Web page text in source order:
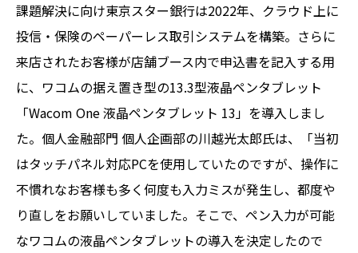
課題解決に向け東京スター銀行は2022年、クラウド上に
投信・保険のペーパーレス取引システムを構築。さらに
来店されたお客様が店舗ブース内で申込書を記入する用
に、ワコムの据え置き型の13.3型液晶ペンタブレット
「Wacom One 液晶ペンタブレット 13」を導入しまし
た。個人金融部門 個人企画部の川越光太郎氏は、「当初
はタッチパネル対応PCを使用していたのですが、操作に
不慣れなお客様も多く何度も入力ミスが発生し、都度や
り直しをお願いしていました。そこで、ペン入力が可能
なワコムの液晶ペンタブレットの導入を決定したので